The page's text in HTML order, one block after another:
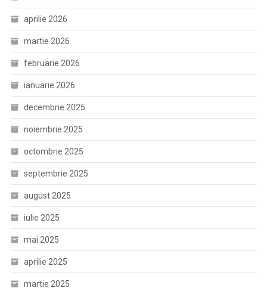
aprilie 2026
martie 2026
februarie 2026
ianuarie 2026
decembrie 2025
noiembrie 2025
octombrie 2025
septembrie 2025
august 2025
iulie 2025
mai 2025
aprilie 2025
martie 2025